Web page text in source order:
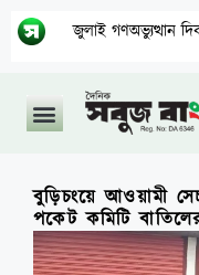
জুলাই গণঅভ্যুত্থান দিবস উপলক্ষে
বুড়িচংয়ে আওয়ামী
পকেট কমিটি